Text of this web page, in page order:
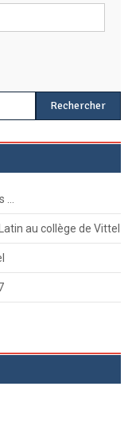
Rechercher :
au collège de Vittel